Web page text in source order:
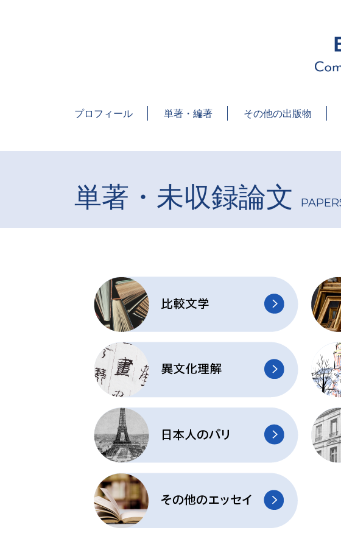
プロフィール 単著・編著 その他の出版物
単著・未収録論文